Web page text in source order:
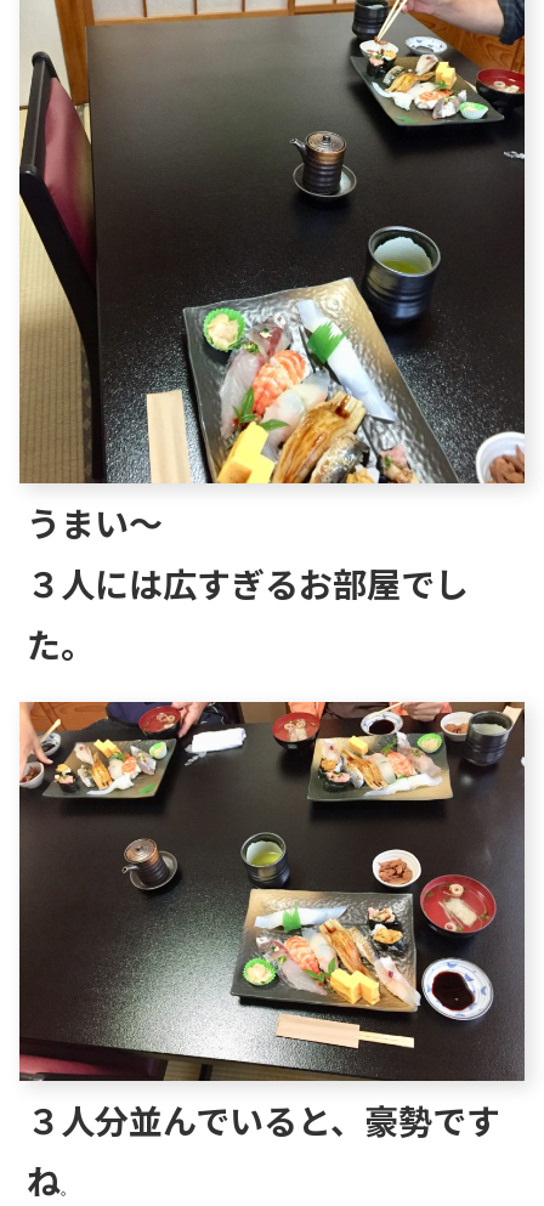
うまい～
３人には広すぎるお部屋でし
た。
３人分並んでいると、豪勢です
ね。